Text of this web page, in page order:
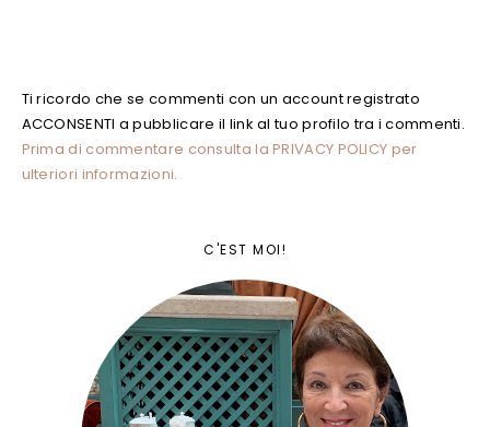
Ti ricordo che se commenti con un account registrato
ACCONSENTI a pubblicare il link al tuo profilo tra i commenti.
Prima di commentare consulta la PRIVACY POLICY per
ulteriori informazioni.
C'EST MOI!